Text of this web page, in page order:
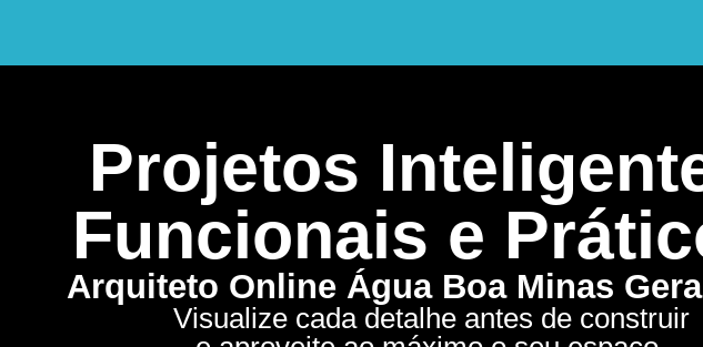
Projetos
Funcionais e
Arquiteto Online Água Boa Minas
Visualize cada detalhe antes de construir